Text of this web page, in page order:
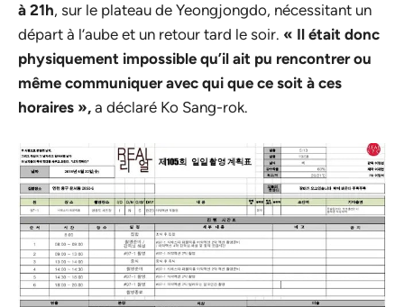
à 21h, sur le plateau de Yeongjongdo, nécessitant un
départ à l’aube et un retour tard le soir. « Il était donc
physiquement impossible qu’il ait pu rencontrer ou
même communiquer avec qui que ce soit à ces
horaires », a déclaré Ko Sang-rok.